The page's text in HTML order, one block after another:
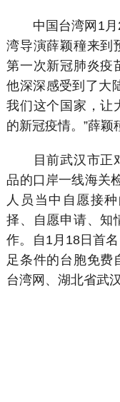
中国台湾网1月
湾导演薛颖穜来到
第一次新冠肺炎疫
他深深感受到了大
我们这个国家，让
的新冠疫情。”薛颖
目前武汉市正对
品的口岸一线海关
人员当中自愿接
择、自愿申请、知
作。自1月18日首
足条件的台胞免费
台湾网、湖北省武